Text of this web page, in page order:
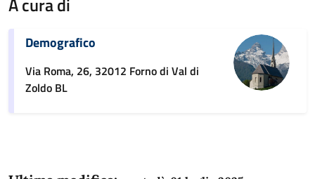
A cura di
Demografico
Via Roma, 26, 32012 Forno di Val di
Zoldo BL